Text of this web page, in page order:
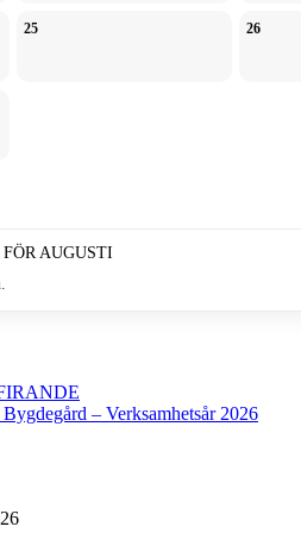
25 26
AUGUSTI
– Verksamhetsår 2026